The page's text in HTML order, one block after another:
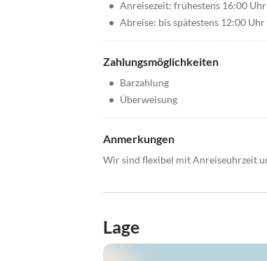
• Anreisezeit: frühestens 16:00 Uhr
• Abreise: bis spätestens 12:00 Uhr
Zahlungsmöglichkeiten
• Barzahlung
• Überweisung
Anmerkungen
Wir sind flexibel mit Anreiseuhrzeit
Lage